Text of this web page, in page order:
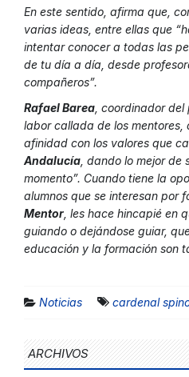
En este sentido, afirma que,
varias ideas, entre ellas que
intentar conocer a todas las
de tu día a día, desde
compañeros”.
Rafael Barea , coordinador
labor callada de los mentores,
afinidad con los valores que
Andalucía , dando lo mejor de
momento”. Cuando tiene la
alumnos que se interesan por
Mentor , les hace hincapié en
guiando o dejándose guiar,
educación y la formación son
Noticias cardenal
ARCHIVOS